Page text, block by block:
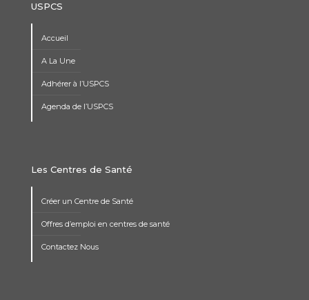
USPCS
Accueil
A La Une
Adhérer à l’USPCS
Agenda de l’USPCS
Les Centres de Santé
Créer un Centre de Santé
Offres d’emploi en centres de santé
Contactez Nous